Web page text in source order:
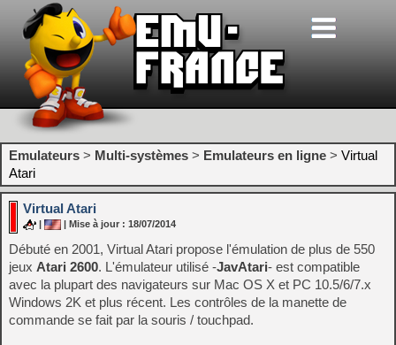
Emulateurs > Multi-systèmes > Emulateurs en ligne > Virtual
Atari
Virtual Atari
| | Mise à jour : 18/07/2014
Débuté en 2001, Virtual Atari propose l'émulation de plus de 550
jeux Atari 2600. L'émulateur utilisé -JavAtari- est compatible
avec la plupart des navigateurs sur Mac OS X et PC 10.5/6/7.x
Windows 2K et plus récent. Les contrôles de la manette de
commande se fait par la souris / touchpad.